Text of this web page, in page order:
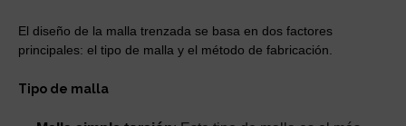
El diseño de la malla trenzada se basa en dos factores
principales: el tipo de malla y el método de fabricación.
Tipo de malla